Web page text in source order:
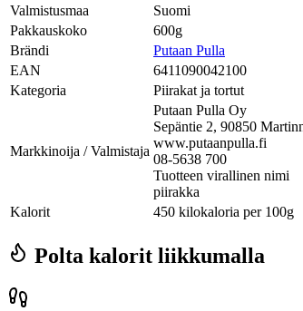
Valmistusmaa
Suomi
Pakkauskoko
600g
Brändi
Putaan Pulla
EAN
6411090042100
Kategoria
Piirakat ja tortut
Markkinoija / Valmistaja
Putaan Pulla Oy
Sepäntie 2, 90850
www.putaanpulla.fi
08-5638 700
Tuotteen virallinen nimi
piirakka
Kalorit
450 kilokaloria per 100g
Polta kalorit liikkumalla